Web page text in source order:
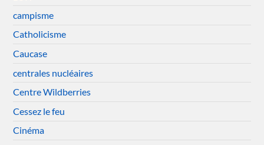
campisme
Catholicisme
Caucase
centrales nucléaires
Centre Wildberries
Cessez le feu
Cinéma